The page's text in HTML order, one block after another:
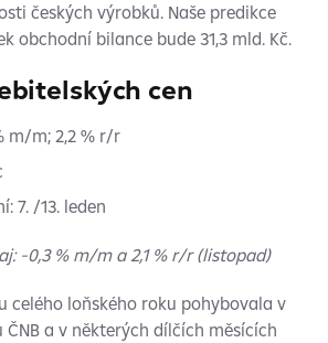
českých výrobků. Naše predikce
obchodní bilance bude 31,3 mld. Kč.
cen
m/m; 2,2 % r/r
7. /13. leden
-0,3 % m/m a 2,1 % r/r (listopad)
celého loňského roku pohybovala v
a v některých dílčích měsících